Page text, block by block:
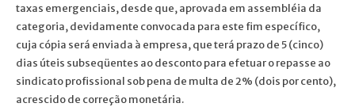
taxas emergenciais, desde que, aprovada em assembléia da
categoria, devidamente convocada para este fim específico,
cuja cópia será enviada à empresa, que terá prazo de 5 (cinco)
dias úteis subseqüentes ao desconto para efetuar o repasse ao
sindicato profissional sob pena de multa de 2% (dois por cento),
acrescido de correção monetária.